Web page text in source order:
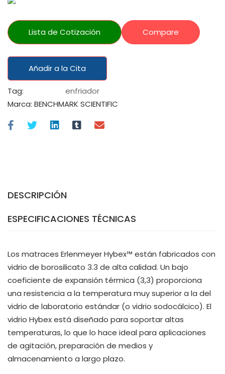
Lista de Cotización Compare
Añadir a la Cita
Tag:
enfriador
Marca: BENCHMARK SCIENTIFIC
DESCRIPCIÓN
ESPECIFICACIONES TÉCNICAS
Los matraces Erlenmeyer Hybex™ están fabricados con
vidrio de borosilicato 3.3 de alta calidad. Un bajo
coeficiente de expansión térmica (3,3) proporciona
una resistencia a la temperatura muy superior a la del
vidrio de laboratorio estándar (o vidrio sodocálcico). El
vidrio Hybex está diseñado para soportar altas
temperaturas, lo que lo hace ideal para aplicaciones
de agitación, preparación de medios y
almacenamiento a largo plazo.